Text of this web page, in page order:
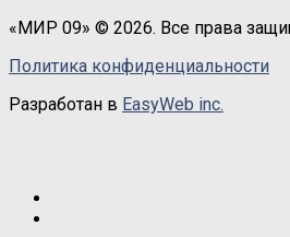
«МИР 09» © 2026. Все права
Политика конфиденциальности
Разработан в EasyWeb inc.